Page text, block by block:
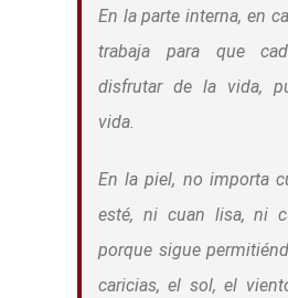
En la parte interna, en
trabaja para que
disfrutar de la vida,
vida.
En la piel, no importa
esté, ni cuan lisa, ni
porque sigue
caricias, el sol, el